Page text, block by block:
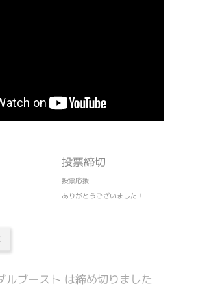
投票締切
投票応援
ありがとうございました！
ルブースト は締め切りました